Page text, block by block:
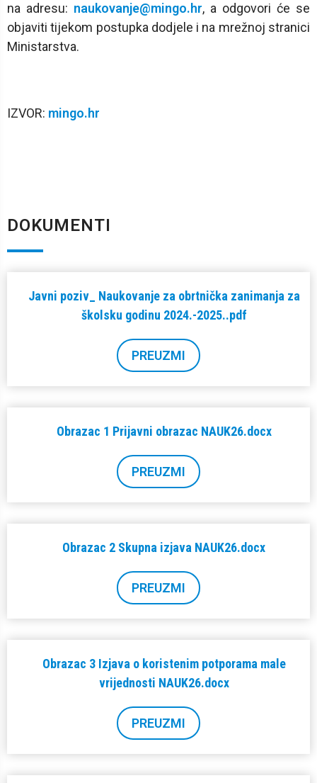
na adresu: naukovanje@mingo.hr, a odgovori će se
objaviti tijekom postupka dodjele i na mrežnoj stranici
Ministarstva.
IZVOR: mingo.hr
DOKUMENTI
Javni poziv_ Naukovanje za obrtnička zanimanja za
školsku godinu 2024.-2025..pdf
PREUZMI
Obrazac 1 Prijavni obrazac NAUK26.docx
PREUZMI
Obrazac 2 Skupna izjava NAUK26.docx
PREUZMI
Obrazac 3 Izjava o koristenim potporama male
vrijednosti NAUK26.docx
PREUZMI